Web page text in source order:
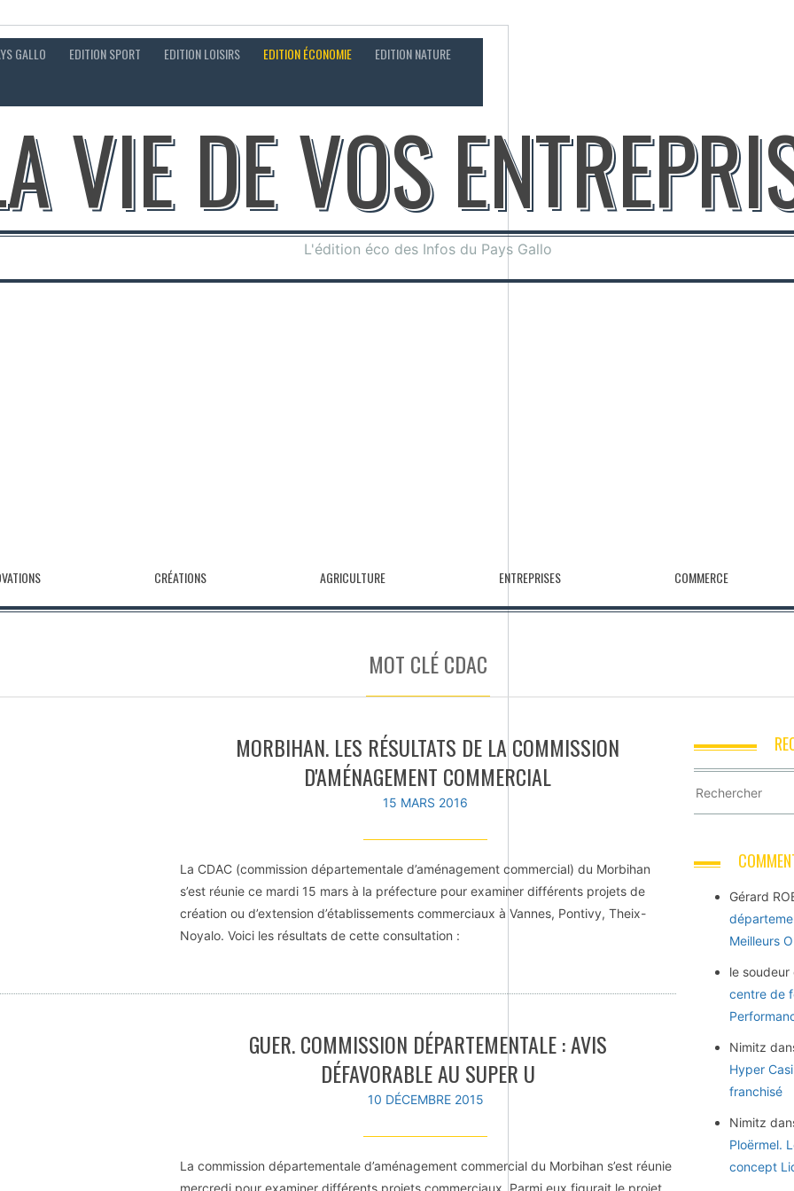
GALLO EDITION SPORT EDITION LOISIRS EDITION ÉCONOMIE EDITION NATURE
VIE DE VOS
L'édition éco des Infos du Pays Gallo
CRÉATIONS AGRICULTURE ENTREPRISES COMMERCE
MOT CLÉ CDAC
MORBIHAN. LES RÉSULTATS DE LA COMMISSION
D'AMÉNAGEMENT COMMERCIAL
15 MARS 2016
La CDAC (commission départementale d’aménagement commercial) du Morbihan
s’est réunie ce mardi 15 mars à la préfecture pour examiner différents projets de
création ou d’extension d’établissements commerciaux à Vannes, Pontivy, Theix-
Noyalo. Voici les résultats de cette consultation :
GUER. COMMISSION DÉPARTEMENTALE : AVIS
DÉFAVORABLE AU SUPER U
10 DÉCEMBRE 2015
La commission départementale d’aménagement commercial du Morbihan s’est réunie
mercredi pour examiner différents projets commerciaux. Parmi eux figurait le projet
Gérard
Meilleurs
le soudeur
centre de
Nimitz
Hyper
franchisé
Nimitz
Ploërmel.
concept